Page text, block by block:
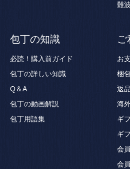
難
包丁の知識
必読！購入前ガイド
包丁の詳しい知識
Q＆A
包丁の動画解説
包丁用語集
ご
お
梱
返
海
ギ
ギ
会
会